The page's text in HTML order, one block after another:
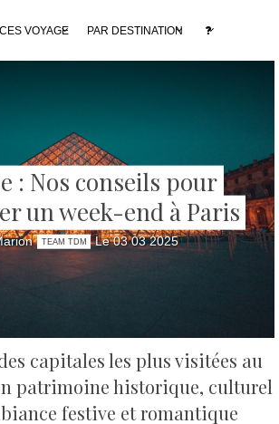
VOYAGE PAR DESTINATION
: Nos conseils pour
un week-end à Paris
TEAM TDM Le 03 03 2025
capitales les plus visitées au
patrimoine historique, culturel
festive et romantique